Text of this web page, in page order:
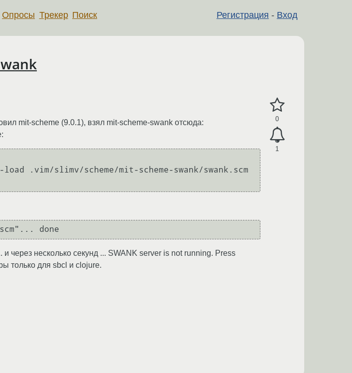
Регистрация - Вход
Опросы Трекер Поиск
0
1
mit-scheme (9.0.1), взял mit-scheme-swank отсюда:
.vim/slimv/scheme/mit-scheme-swank/swank.scm
done
через несколько секунд ... SWANK server is not running. Press
только для sbcl и clojure.